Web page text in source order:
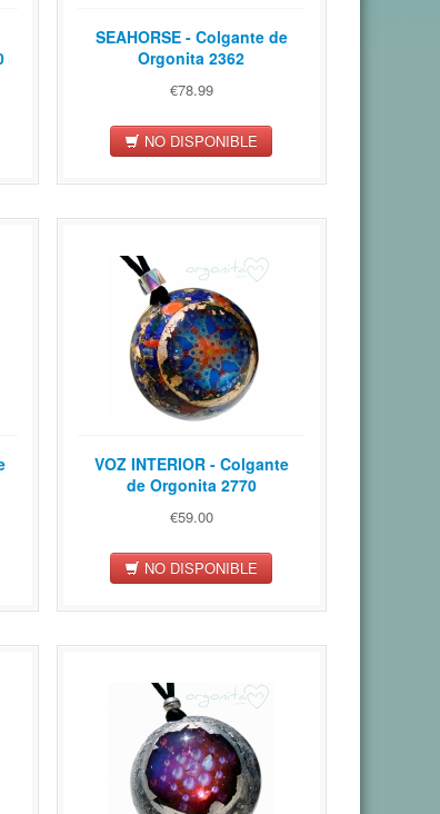
SEAHORSE - Colgante de
Orgonita 2362
€78.99
NO DISPONIBLE
VOZ INTERIOR - Colgante
de Orgonita 2770
€59.00
NO DISPONIBLE